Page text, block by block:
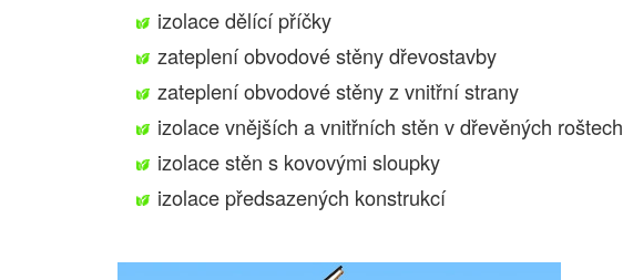
izolace dělící příčky
zateplení obvodové stěny dřevostavby
zateplení obvodové stěny z vnitřní strany
izolace vnějších a vnitřních stěn v dřevěných roštech
izolace stěn s kovovými sloupky
izolace předsazených konstrukcí